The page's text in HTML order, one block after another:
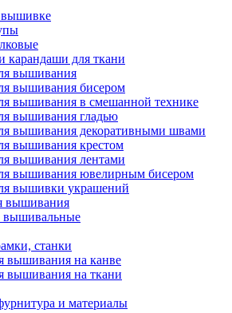
карандаши для ткани
вышивания
вышивания бисером
вышивания в смешанной технике
вышивания гладью
вышивания декоративными швами
вышивания крестом
вышивания лентами
вышивания ювелирным бисером
вышивки украшений
вышивания
станки
вышивания на канве
вышивания на ткани
и материалы